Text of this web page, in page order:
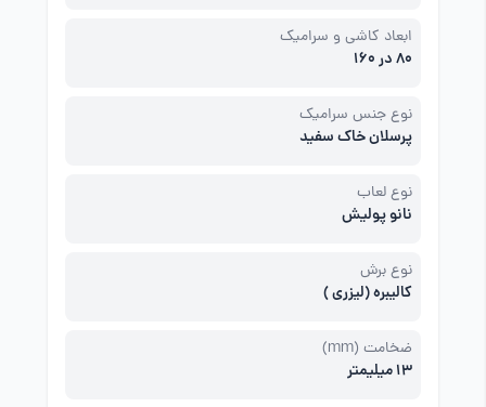
ابعاد کاشی و سرامیک
80 در 160
نوع جنس سرامیک
پرسلان خاک سفید
نوع لعاب
نانو پولیش
نوع برش
کالیبره (لیزری )
ضخامت (mm)
13 میلیمتر